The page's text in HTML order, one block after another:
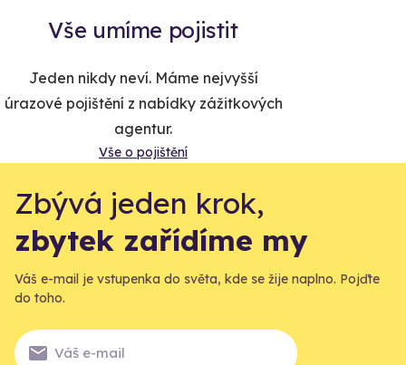
Vše umíme pojistit
Jeden nikdy neví. Máme nejvyšší
úrazové pojištění z nabídky zážitkových
agentur.
Vše o pojištění
Zbývá jeden krok,
zbytek zařídíme my
Váš e-mail je vstupenka do světa, kde se žije naplno. Pojďte
do toho.